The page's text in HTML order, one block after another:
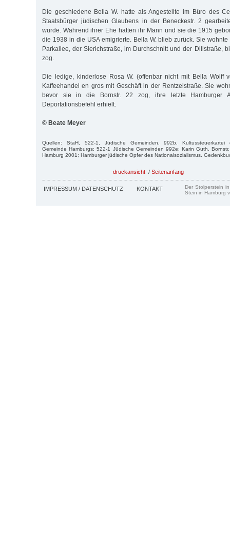
Die geschiedene Bella W. hatte als Angestellte im Büro des
Staatsbürger jüdischen Glaubens in der Beneckestr. 2
wurde. Während ihrer Ehe hatten ihr Mann und sie die 1915
die 1938 in die USA emigrierte. Bella W. blieb zurück. Sie
Parkallee, der Sierichstraße, im Durchschnitt und der Dillstraße,
zog.
Die ledige, kinderlose Rosa W. (offenbar nicht mit Bella Wolff
Kaffeehandel en gros mit Geschäft in der Rentzelstraße. Sie
bevor sie in die Bornstr. 22 zog, ihre letzte Hamburger
Deportationsbefehl erhielt.
© Beate Meyer
Quellen: StaH, 522-1, Jüdische Gemeinden, 992b, Kultussteuerkartei
Gemeinde Hamburgs; 522-1 Jüdische Gemeinden 992e; Karin Guth,
Hamburg 2001; Hamburger jüdische Opfer des Nationalsozialismus.
druckansicht / Seitenanfang
IMPRESSUM / DATENSCHUTZ KONTAKT
Der Stolperstein
Stein in Hamburg